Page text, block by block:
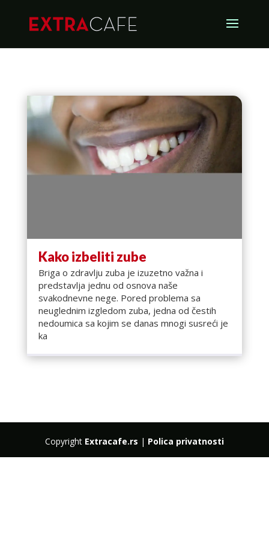
Kako izbeliti zube
Briga o zdravlju zuba je izuzetno važna i
predstavlja jednu od osnova naše
svakodnevne nege. Pored problema sa
neuglednim izgledom zuba, jedna od čestih
nedoumica sa kojim se danas mnogi susreći je
ka
Copyright Extracafe.rs | Polica privatnosti